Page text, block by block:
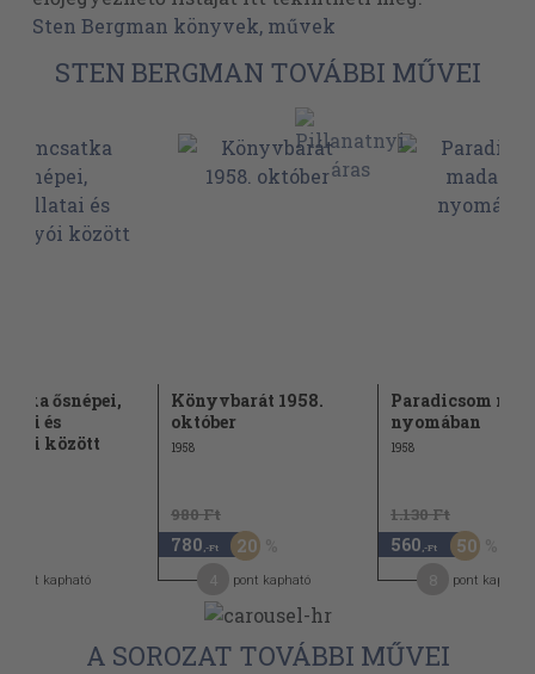
Sten Bergman könyvek, művek
STEN BERGMAN TOVÁBBI MŰVEI
ősnépei,
és
között
pont kapható
Könyvbarát 1958.
október
1958
980 Ft
780 ,-Ft 20
pont kapható
Paradicsom
nyomában
1958
1.130 Ft
560 ,-Ft 50
pont kapható
A SOROZAT TOVÁBBI MŰVEI